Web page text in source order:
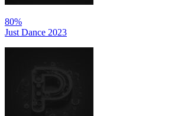
80%
Just Dance 2023